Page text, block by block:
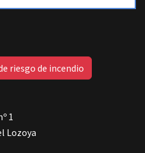
riesgo de incendio
1
Lozoya